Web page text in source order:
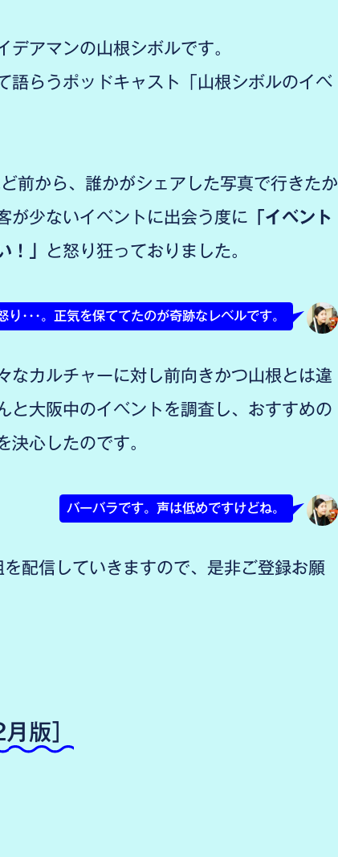
アマンの山根シボルです。
語らうポッドキャスト「山根シボルのイベ
前から、誰かがシェアした写真で行きたか
が少ないイベントに出会う度に 「イベント
！」
と怒り狂っておりました。
り･･･。正気を保ててたのが奇跡なレベルです。
なカルチャーに対し前向きかつ山根とは違
と大阪中のイベントを調査し、おすすめの
決心したのです。
バーバラです。声は低めですけどね。
信していきますので、是非ご登録お願
版］